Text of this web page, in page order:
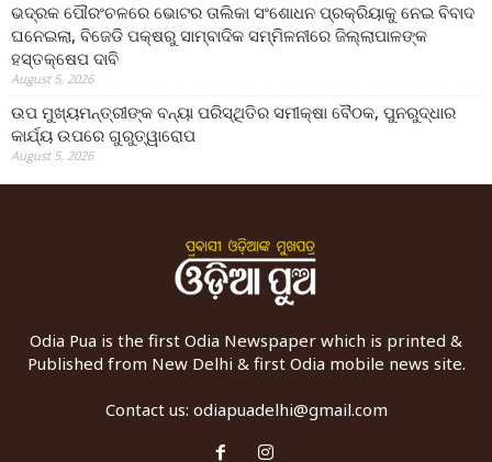
ଭଦ୍ରକ ପୌରଂଚଳରେ ଭୋଟର ତାଲିକା ସଂଶୋଧନ ପ୍ରକ୍ରିୟାକୁ ନେଇ ବିବାଦ
ଘନେଇଲା, ବିଜେଡି ପକ୍ଷରୁ ସାମ୍ବାଦିକ ସମ୍ମିଳନୀରେ ଜିଲ୍ଲାପାଳଙ୍କ
ହସ୍ତକ୍ଷେପ ଦାବି
August 5, 2026
ଉପ ମୁଖ୍ୟମନ୍ତ୍ରୀଙ୍କ ବନ୍ୟା ପରିସ୍ଥିତିର ସମୀକ୍ଷା ବୈଠକ, ପୁନରୁଦ୍ଧାର
କାର୍ଯ୍ୟ ଉପରେ ଗୁରୁତ୍ୱାରୋପ
August 5, 2026
Odia Pua is the first Odia Newspaper which is printed &
Published from New Delhi & first Odia mobile news site.
Contact us: odiapuadelhi@gmail.com